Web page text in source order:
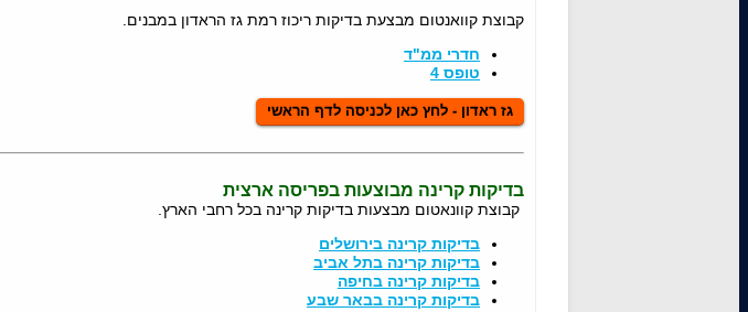
קבוצת קוואנטום מבצעת בדיקות ריכוז רמת גז הראדון במבנים.
חדרי ממ"ד
טופס 4
גז ראדון - לחץ כאן לכניסה לדף הראשי
בדיקות קרינה מבוצעות בפריסה ארצית
קבוצת קוונאטום מבצעות בדיקות קרינה בכל רחבי הארץ.
בדיקות קרינה בירושלים
בדיקות קרינה בתל אביב
בדיקות קרינה בחיפה
בדיקות קרינה בבאר שבע